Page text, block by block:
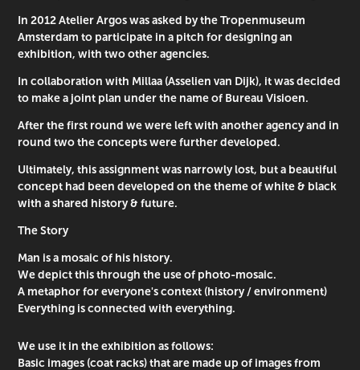
In 2012 Atelier Argos was asked by the Tropenmuseum
Amsterdam to participate in a pitch for designing an
exhibition, with two other agencies.
In collaboration with Millaa (Asselien van Dijk), it was decided
to make a joint plan under the name of Bureau Visioen.
After the first round we were left with another agency and in
round two the concepts were further developed.
Ultimately, this assignment was narrowly lost, but a beautiful
concept had been developed on the theme of white & black
with a shared history & future.
The Story
Man is a mosaic of his history.
We depict this through the use of photo-mosaic.
A metaphor for everyone's context (history / environment)
Everything is connected with everything.
We use it in the exhibition as follows:
Basic images (coat racks) that are made up of images from